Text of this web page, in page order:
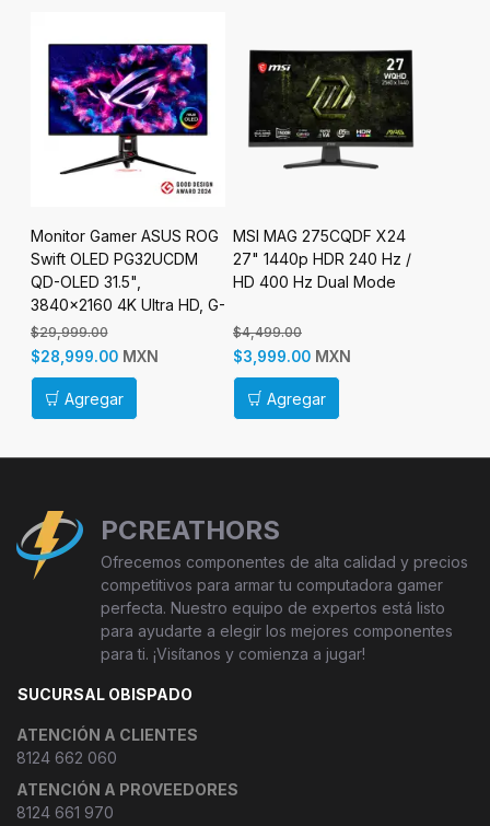
Monitor Gamer ASUS ROG
Swift OLED PG32UCDM
QD-OLED 31.5",
3840x2160 4K Ultra HD, G-
Sync/FreeSync, 240Hz,
HDMI/DisplayPort, Negro
$29,999.00
$28,999.00 MXN
Agregar
MSI MAG 275CQDF X24
27" 1440p HDR 240 Hz /
HD 400 Hz Dual Mode
$4,499.00
$3,999.00 MXN
Agregar
PCREATHORS
Ofrecemos componentes de alta calidad y precios
competitivos para armar tu computadora gamer
perfecta. Nuestro equipo de expertos está listo
para ayudarte a elegir los mejores componentes
para ti. ¡Visítanos y comienza a jugar!
SUCURSAL OBISPADO
ATENCIÓN A CLIENTES
8124 662 060
ATENCIÓN A PROVEEDORES
8124 661 970